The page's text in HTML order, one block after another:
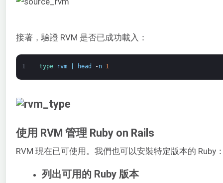
接著，驗證 RVM 是否已成功載入：
1 type rvm head -n 1
使用 RVM 管理 Ruby on Rails
RVM 現在已可使用。我們也可以安裝特定版本的 Ruby
列出可用的 Ruby 版本